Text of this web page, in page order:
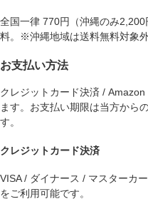
全国一律 770円（沖縄のみ
料。※沖縄地域は送料無料対象外
お支払い方法
クレジットカード決済 /
ます。お支払い期限は当方から
す。
クレジットカード決済
VISA / ダイナース / マスターカ
をご利用可能です。